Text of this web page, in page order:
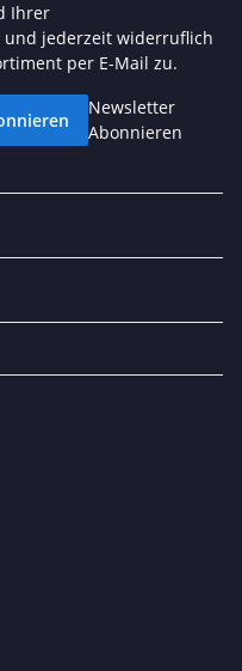
Ihrer
und jederzeit widerruflich
per E-Mail zu.
Newsletter
Abonnieren